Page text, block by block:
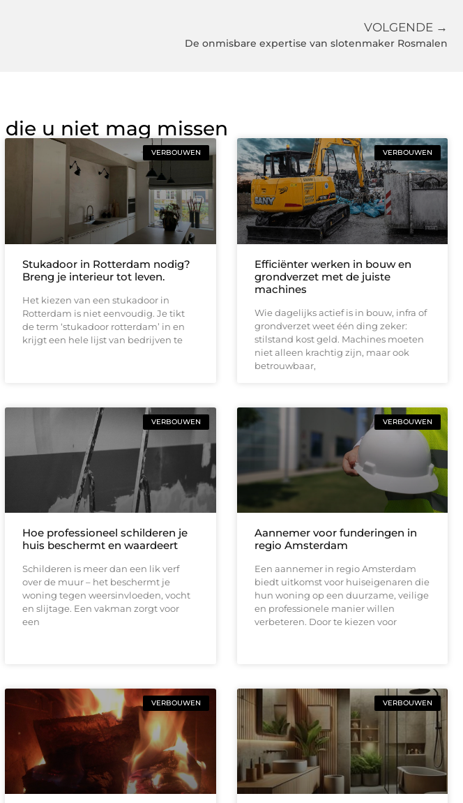
VOLGENDE →
De onmisbare expertise van slotenmaker Rosmalen
die u niet mag missen
VERBOUWEN
Stukadoor in Rotterdam nodig?
Breng je interieur tot leven.
Het kiezen van een stukadoor in
Rotterdam is niet eenvoudig. Je tikt
de term ‘stukadoor rotterdam’ in en
krijgt een hele lijst van bedrijven te
VERBOUWEN
Efficiënter werken in bouw en
grondverzet met de juiste
machines
Wie dagelijks actief is in bouw, infra of
grondverzet weet één ding zeker:
stilstand kost geld. Machines moeten
niet alleen krachtig zijn, maar ook
betrouwbaar,
VERBOUWEN
Hoe professioneel schilderen je
huis beschermt en waardeert
Schilderen is meer dan een lik verf
over de muur – het beschermt je
woning tegen weersinvloeden, vocht
en slijtage. Een vakman zorgt voor
een
VERBOUWEN
Aannemer voor funderingen in
regio Amsterdam
Een aannemer in regio Amsterdam
biedt uitkomst voor huiseigenaren die
hun woning op een duurzame, veilige
en professionele manier willen
verbeteren. Door te kiezen voor
VERBOUWEN VERBOUWEN